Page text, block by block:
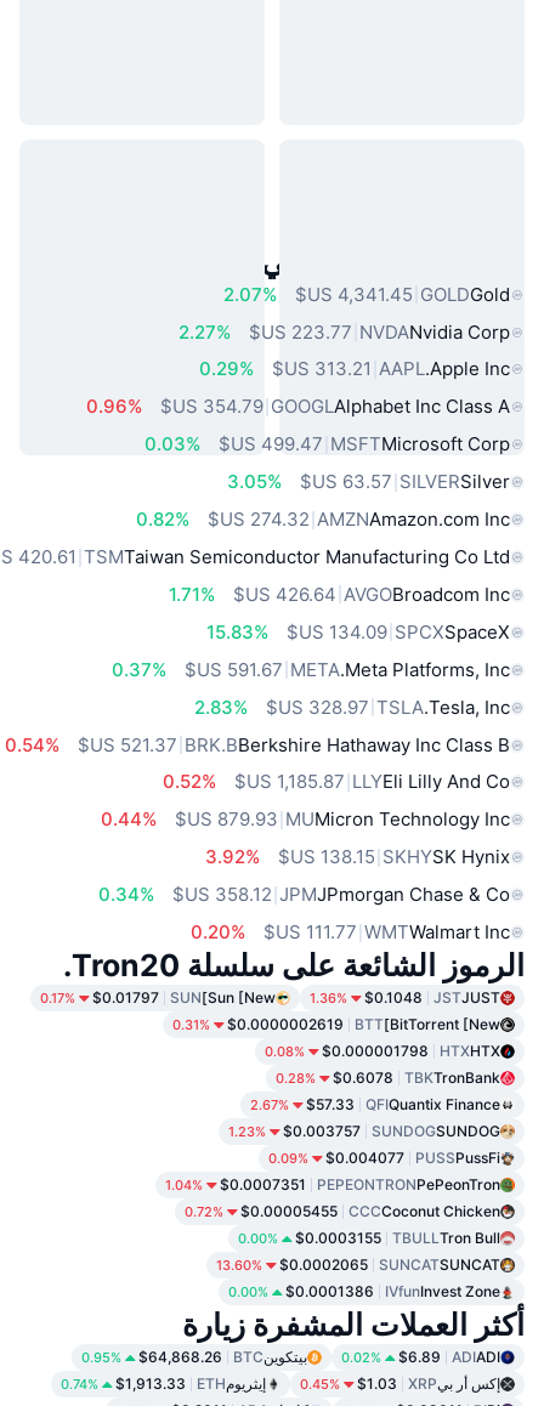
أصول العالم الحقيقي الشائعة
Gold
GOLD
2.07%
Nvidia Corp
NVDA
2.27%
Apple Inc.
AAPL
0.29%
Alphabet Inc Class A
GOOGL
‏354.79 US$
0.96%
Microsoft Corp
MSFT
0.03%
Silver
SILVER
3.05%
Amazon.com Inc
AMZN
0.82%
Taiwan Semiconductor Manufacturing Co Ltd
TSM
Broadcom Inc
AVGO
1.71%
SpaceX
SPCX
‏134.09 US$
15.83%
Meta Platforms, Inc.
META
0.37%
Tesla, Inc.
TSLA
2.83%
Berkshire Hathaway Inc Class B
BRK.B
0.54%
Eli Lilly And Co
LLY
0.52%
Micron Technology Inc
MU
0.44%
SK Hynix
SKHY
3.92%
JPmorgan Chase & Co
JPM
0.34%
Walmart Inc
WMT
0.20%
الرموز الشائعة على سلسلة Tron20.
JUST
JST
$0.1048
1.36%
Sun [New]
SUN
$0.01797
0.17%
BitTorrent [New]
BTT
$0.0000002619
0.31%
HTX
HTX
$0.000001798
0.08%
TronBank
TBK
$0.6078
0.28%
Quantix Finance
QFI
$57.33
2.67%
SUNDOG
SUNDOG
$0.003757
1.23%
PussFi
PUSS
$0.004077
0.09%
PePeonTron
PEPEONTRON
$0.0007351
1.04%
Coconut Chicken
CCC
$0.00005455
0.72%
Tron Bull
TBULL
$0.0003155
0.00%
SUNCAT
SUNCAT
$0.0002065
13.60%
Invest Zone
IVfun
$0.0001386
0.00%
أكثر العملات المشفرة زيارة
ADI
ADI
$6.89
0.02% بيتكوينBTC
$64,868.26
0.95%
إكس أر بيXRP
$1.03
0.45% إيثريومETH
$1,913.33
0.74%